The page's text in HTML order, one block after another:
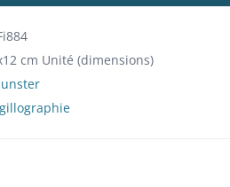
cm Unité (dimensions)